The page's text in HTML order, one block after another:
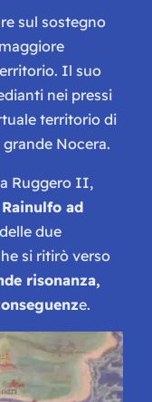
sul sostegno
Il suo
nei pressi
territorio di
Nocera.
Ruggero II,
ad
due
si ritirò verso
risonanza,
e.